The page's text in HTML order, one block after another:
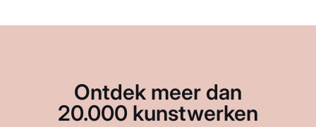
Ontdek meer dan
20.000 kunstwerken